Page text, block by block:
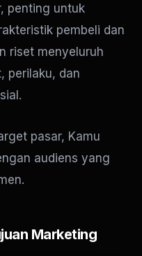
penting untuk
pembeli dan
riset menyeluruh
perilaku, dan
pasar, Kamu
audiens yang
Marketing